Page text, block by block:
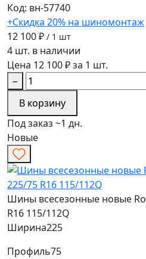
Код: вн-57740
+Скидка 20% на шиномонтаж
12 100 ₽ / 1 шт
4 шт. в наличии
Цена 12 100 ₽ за 1 шт.
−
В корзину
Под заказ ~1 дн.
Новые
Шины всесезонные новые
R16 115/112Q
Ширина225
Профиль75